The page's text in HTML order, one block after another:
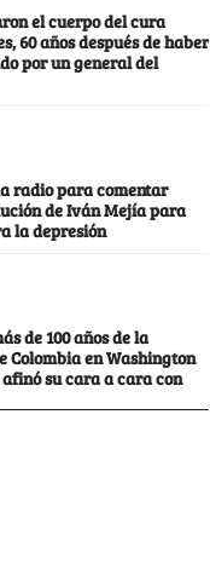
el cuerpo del cura
60 años después de haber
por un general del
radio para comentar
de Iván Mejía para
la depresión
de 100 años de la
Colombia en Washington
su cara a cara con